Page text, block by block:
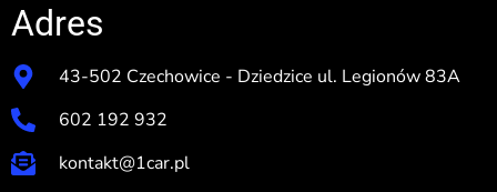
Adres
43-502 Czechowice - Dziedzice ul. Legionów 83A
602 192 932
kontakt@1car.pl